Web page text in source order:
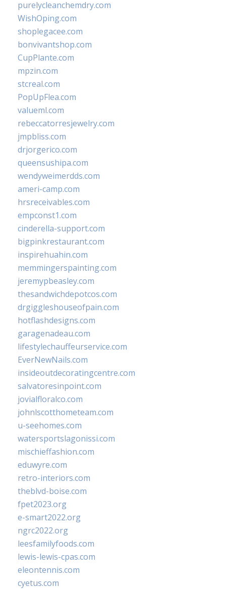
purelycleanchemdry.com
WishOping.com
shoplegacee.com
bonvivantshop.com
CupPlante.com
mpzin.com
stcreal.com
PopUpFlea.com
valueml.com
rebeccatorresjewelry.com
jmpbliss.com
drjorgerico.com
queensushipa.com
wendyweimerdds.com
ameri-camp.com
hrsreceivables.com
empconst1.com
cinderella-support.com
bigpinkrestaurant.com
inspirehuahin.com
memmingerspainting.com
jeremypbeasley.com
thesandwichdepotcos.com
drgiggleshouseofpain.com
hotflashdesigns.com
garagenadeau.com
lifestylechauffeurservice.com
EverNewNails.com
insideoutdecoratingcentre.com
salvatoresinpoint.com
jovialfloralco.com
johnlscotthometeam.com
u-seehomes.com
watersportslagonissi.com
mischieffashion.com
eduwyre.com
retro-interiors.com
theblvd-boise.com
fpet2023.org
e-smart2022.org
ngrc2022.org
leesfamilyfoods.com
lewis-lewis-cpas.com
eleontennis.com
cyetus.com